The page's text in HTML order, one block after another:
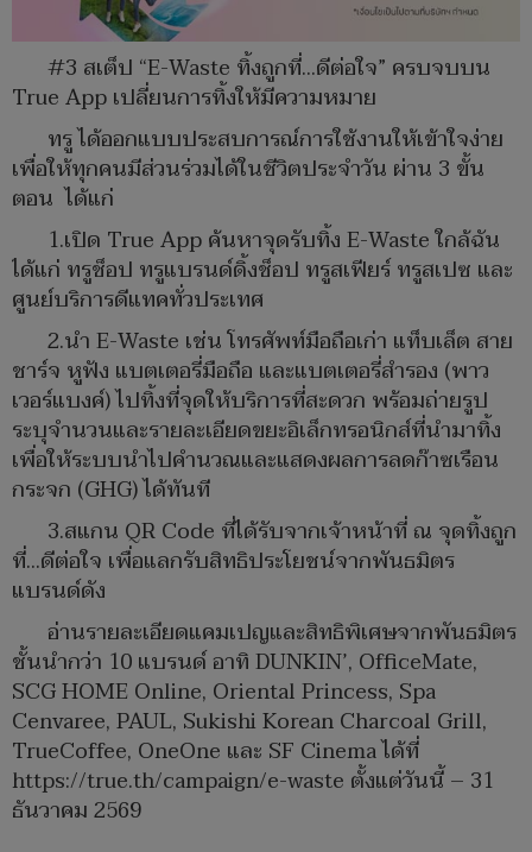
#3 สเต็ป “E-Waste ทิ้งถูกที่…ดีต่อใจ” ครบจบบน
True App เปลี่ยนการทิ้งให้มีความหมาย
ทรู ได้ออกแบบประสบการณ์การใช้งานให้เข้าใจง่าย
เพื่อให้ทุกคนมีส่วนร่วมได้ในชีวิตประจำวัน ผ่าน 3 ขั้น
ตอน ได้แก่
1.เปิด True App ค้นหาจุดรับทิ้ง E-Waste ใกล้ฉัน
ได้แก่ ทรูช็อป ทรูแบรนด์ดิ้งช็อป ทรูสเฟียร์ ทรูสเปซ และ
ศูนย์บริการดีแทคทั่วประเทศ
2.นำ E-Waste เช่น โทรศัพท์มือถือเก่า แท็บเล็ต สาย
ชาร์จ หูฟัง แบตเตอรี่มือถือ และแบตเตอรี่สำรอง (พาว
เวอร์แบงค์) ไปทิ้งที่จุดให้บริการที่สะดวก พร้อมถ่ายรูป
ระบุจำนวนและรายละเอียดขยะอิเล็กทรอนิกส์ที่นำมาทิ้ง
เพื่อให้ระบบนำไปคำนวณและแสดงผลการลดก๊าซเรือน
กระจก (GHG) ได้ทันที
3.สแกน QR Code ที่ได้รับจากเจ้าหน้าที่ ณ จุดทิ้งถูก
ที่…ดีต่อใจ เพื่อแลกรับสิทธิประโยชน์จากพันธมิตร
แบรนด์ดัง
อ่านรายละเอียดแคมเปญและสิทธิพิเศษจากพันธมิตร
ชั้นนำกว่า 10 แบรนด์ อาทิ DUNKIN’, OfficeMate,
SCG HOME Online, Oriental Princess, Spa
Cenvaree, PAUL, Sukishi Korean Charcoal Grill,
TrueCoffee, OneOne และ SF Cinema ได้ที่
https://true.th/campaign/e-waste ตั้งแต่วันนี้ – 31
ธันวาคม 2569